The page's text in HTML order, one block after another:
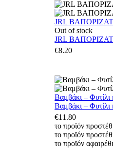
JRL
Out of stock
JRL
€8.20
Βαμβάκι –
Βαμβάκι –
€11.80
το προϊόν
το προϊόν
το προϊόν